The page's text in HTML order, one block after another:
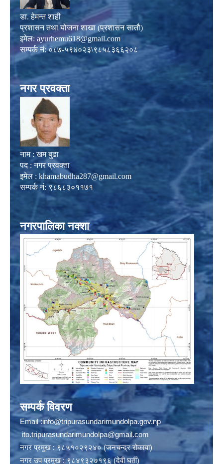
डा. हेमन्त शाही
प्रशासन तथा योजना शाखा (प्रशासन सातौ)
इमेल: ayurhemu618@gmail.com
सम्पर्क नं: ०८७-५९४०२३\९८५८३६६२०८
नगर प्रवक्ता
नाम : खम बुढा
पद : नगर प्रवक्ता
इमेल : khamabudha287@gmail.com
सम्पर्क नं: ९८६८३०११७१
नगरपालिका नक्शा
सम्पर्क विवरण
Email :info@tripurasundarimundolpa.gov.np
ito.tripurasundarimundolpa@gmail.com
नगर प्रमुख : ९८५१०२९२४० (जनचन्द्र रोकाया)
नगर उप प्रमुख : ९८४९३२७१९६ (देवी घर्ती)